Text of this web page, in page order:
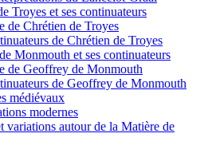
Troyes et ses continuateurs
de Chrétien de Troyes
de Chrétien de Troyes
Monmouth et ses continuateurs
de Geoffrey de Monmouth
de Geoffrey de Monmouth
médiévaux
modernes
variations autour de la Matière de